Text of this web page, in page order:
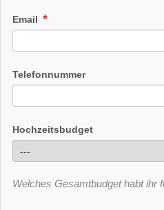
Email
Telefonnummer
Hochzeitsbudget
Welches Gesamtbudget habt ihr